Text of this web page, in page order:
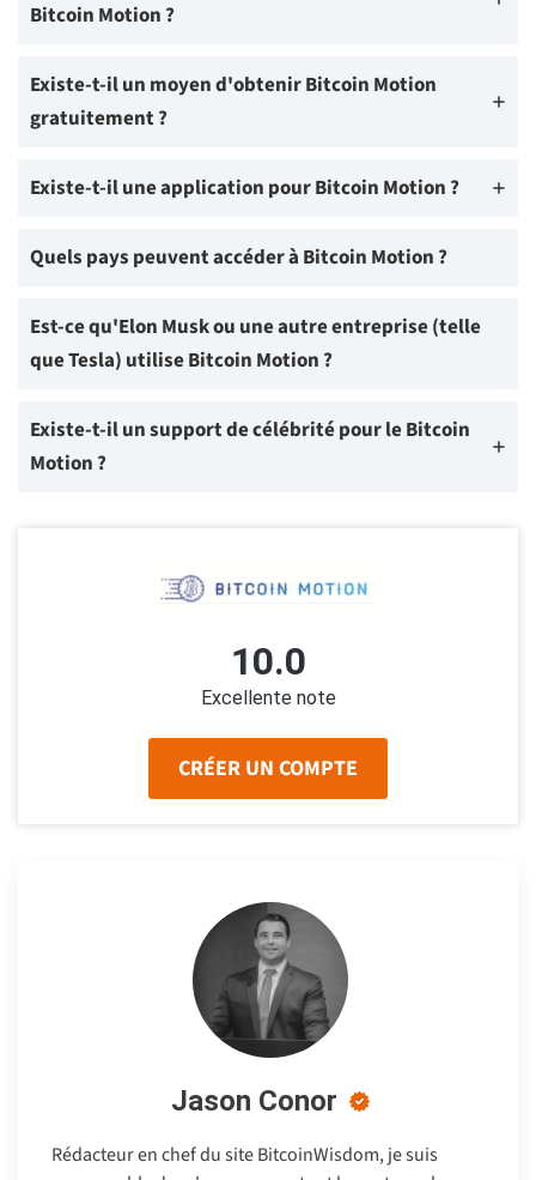
Bitcoin Motion ?
Existe-t-il un moyen d'obtenir Bitcoin Motion
gratuitement ?
Existe-t-il une application pour Bitcoin Motion ?
Quels pays peuvent accéder à Bitcoin Motion ?
Est-ce qu'Elon Musk ou une autre entreprise (telle
que Tesla) utilise Bitcoin Motion ?
Existe-t-il un support de célébrité pour le Bitcoin
Motion ?
10.0
Excellente note
CRÉER UN COMPTE
Jason Conor
Rédacteur en chef du site BitcoinWisdom, je suis